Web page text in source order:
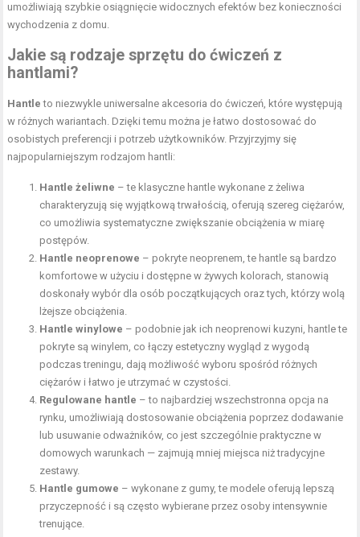
umożliwiają szybkie osiągnięcie widocznych efektów bez konieczności
wychodzenia z domu.
Jakie są rodzaje sprzętu do ćwiczeń z
hantlami?
Hantle to niezwykle uniwersalne akcesoria do ćwiczeń, które występują
w różnych wariantach. Dzięki temu można je łatwo dostosować do
osobistych preferencji i potrzeb użytkowników. Przyjrzyjmy się
najpopularniejszym rodzajom hantli:
Hantle żeliwne – te klasyczne hantle wykonane z żeliwa
charakteryzują się wyjątkową trwałością, oferują szereg ciężarów,
co umożliwia systematyczne zwiększanie obciążenia w miarę
postępów.
Hantle neoprenowe – pokryte neoprenem, te hantle są bardzo
komfortowe w użyciu i dostępne w żywych kolorach, stanowią
doskonały wybór dla osób początkujących oraz tych, którzy wolą
lżejsze obciążenia.
Hantle winylowe – podobnie jak ich neoprenowi kuzyni, hantle te
pokryte są winylem, co łączy estetyczny wygląd z wygodą
podczas treningu, dają możliwość wyboru spośród różnych
ciężarów i łatwo je utrzymać w czystości.
Regulowane hantle – to najbardziej wszechstronna opcja na
rynku, umożliwiają dostosowanie obciążenia poprzez dodawanie
lub usuwanie odważników, co jest szczególnie praktyczne w
domowych warunkach — zajmują mniej miejsca niż tradycyjne
zestawy.
Hantle gumowe – wykonane z gumy, te modele oferują lepszą
przyczepność i są często wybierane przez osoby intensywnie
trenujące.